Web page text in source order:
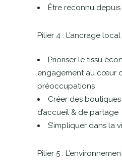
Être reconnu depuis
Pilier 4 : L’ancrage local
Prioriser le tissu
engagement au cœur
préoccupations
Créer des
d’accueil & de partage
S’impliquer dans la
Pilier 5 :